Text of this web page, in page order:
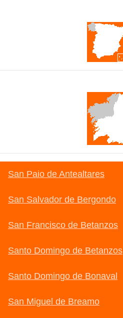
San Paio de Antealtares
San Salvador de Bergondo
San Francisco de Betanzos
Santo Domingo de Betanzos
Santo Domingo de Bonaval
San Miguel de Breamo